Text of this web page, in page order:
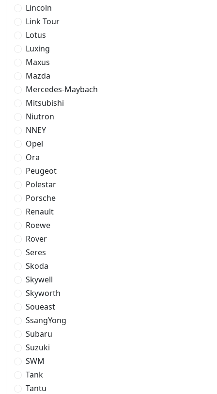
Lincoln
Link Tour
Lotus
Luxing
Maxus
Mazda
Mercedes-Maybach
Mitsubishi
Niutron
NNEY
Opel
Ora
Peugeot
Polestar
Porsche
Renault
Roewe
Rover
Seres
Skoda
Skywell
Skyworth
Soueast
SsangYong
Subaru
Suzuki
SWM
Tank
Tantu